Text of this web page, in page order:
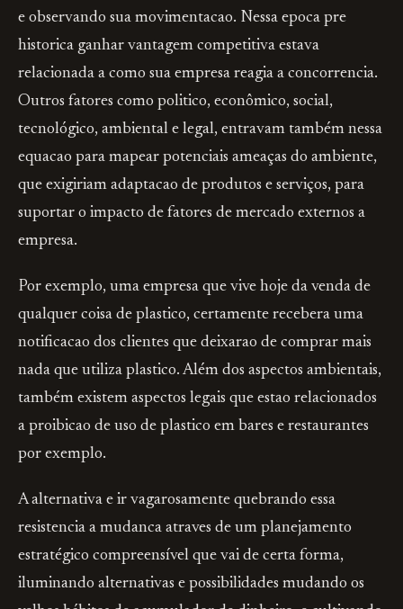
e observando sua movimentacao. Nessa epoca pre
historica ganhar vantagem competitiva estava
relacionada a como sua empresa reagia a concorrencia.
Outros fatores como politico, econômico, social,
tecnológico, ambiental e legal, entravam também nessa
equacao para mapear potenciais ameaças do ambiente,
que exigiriam adaptacao de produtos e serviços, para
suportar o impacto de fatores de mercado externos a
empresa.
Por exemplo, uma empresa que vive hoje da venda de
qualquer coisa de plastico, certamente recebera uma
notificacao dos clientes que deixarao de comprar mais
nada que utiliza plastico. Além dos aspectos ambientais,
também existem aspectos legais que estao relacionados
a proibicao de uso de plastico em bares e restaurantes
por exemplo.
A alternativa e ir vagarosamente quebrando essa
resistencia a mudanca atraves de um planejamento
estratégico compreensível que vai de certa forma,
iluminando alternativas e possibilidades mudando os